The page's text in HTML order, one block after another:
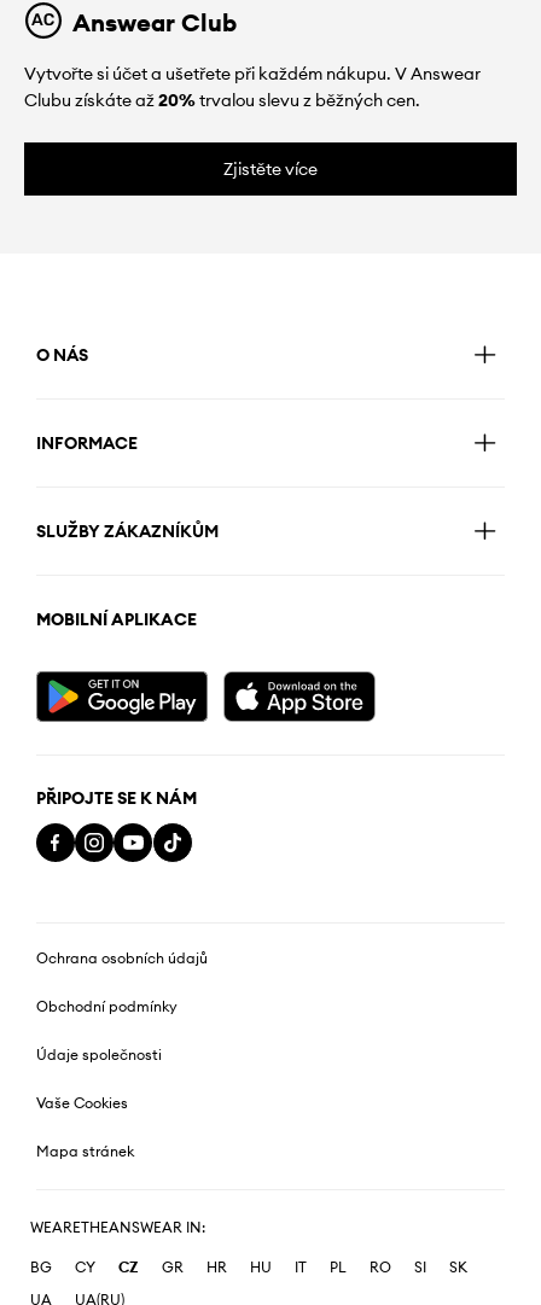
Answear Club
Vytvořte si účet a ušetřete při každém nákupu. V Answear
Clubu získáte až20%trvalou slevu z běžných cen.
Zjistěte více
O NÁS
INFORMACE
SLUŽBY ZÁKAZNÍKŮM
MOBILNÍ APLIKACE
PŘIPOJTE SE K NÁM
Ochrana osobních údajů
Obchodní podmínky
Údaje společnosti
Vaše Cookies
Mapa stránek
WEARETHEANSWEAR IN:
BG CY CZ GR HR HU IT PL RO SI
SK
UA
UA(RU)